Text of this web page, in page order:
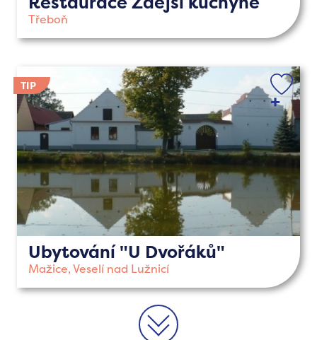
Třeboň
Ubytování "U Dvořáků"
Mažice, Veselí nad Lužnicí